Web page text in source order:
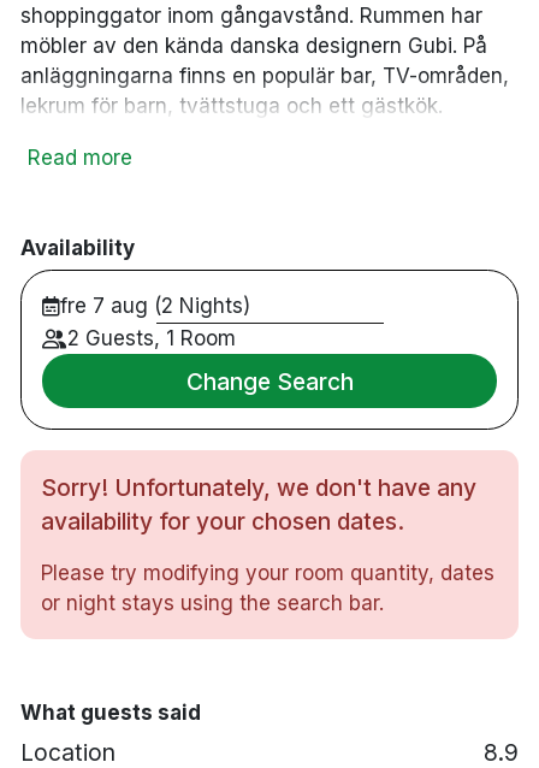
shoppinggator inom gångavstånd. Rummen har
möbler av den kända danska designern Gubi. På
anläggningarna finns en populär bar, TV-områden,
lekrum för barn, tvättstuga och ett gästkök.
Dubbelrum
Bar
Parkering mot avgift 190 DKK/dygn, bokas vid
ankomst
Rullstolsanpassat
24-timmars reception
Gästkök fritt att använda
Tvättservice
Read more
Availability
fre 7 aug (2 Nights)
2 Guests, 1 Room
Change Search
Sorry! Unfortunately, we don't have any
availability for your chosen dates.
Please try modifying your room quantity, dates
or night stays using the search bar.
What guests said
Location 8.9